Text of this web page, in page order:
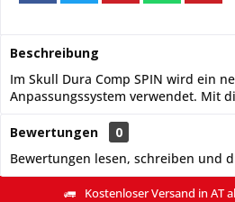
Beschreibung
Im Skull Dura Comp SPIN wird ein
Anpassungssystem verwendet. Mit
Bewertungen
0
Bewertungen lesen, schreiben und
Kostenloser Versand in AT